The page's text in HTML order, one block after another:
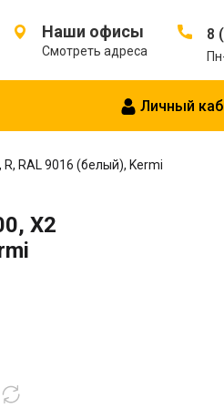
Наши офисы
Смотреть адреса
8
Личный
RAL 9016 (белый), Kermi
X2